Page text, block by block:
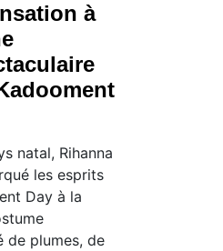
à
natal, Rihanna
les esprits
Day à la
de plumes, de